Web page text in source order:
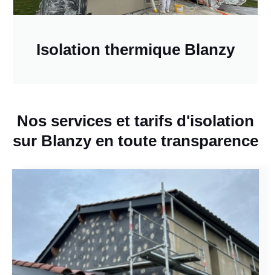
Isolation thermique Blanzy
Nos services et tarifs d'isolation
sur Blanzy en toute transparence